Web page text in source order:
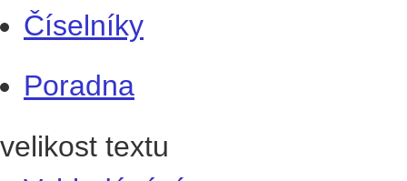
Číselníky
Poradna
velikost textu